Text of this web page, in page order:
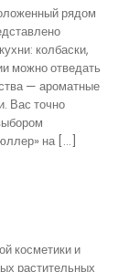
рядом
колбаски,
можно отведать
— ароматные
Вас точно
на […]
косметики и
растительных